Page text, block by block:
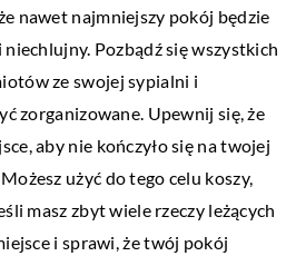
nawet najmniejszy pokój będzie
niechlujny. Pozbądź się wszystkich
ze swojej sypialni i
zorganizowane. Upewnij się, że
aby nie kończyło się na twojej
użyć do tego celu koszy,
masz zbyt wiele rzeczy leżących
i sprawi, że twój pokój